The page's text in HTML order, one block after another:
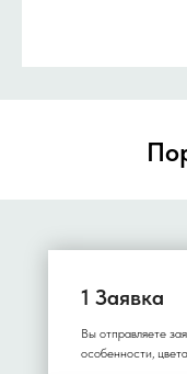
1 Заявка
Вы отправляете
особенности,